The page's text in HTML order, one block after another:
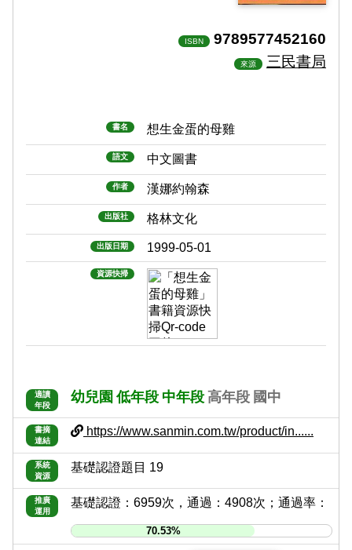
ISBN 9789577452160
來源 三民書局
書名 想生金蛋的母雞
語文 中文圖書
作者 漢娜約翰森
出版社 格林文化
出版日期 1999-05-01
資源快掃
適讀
年段
幼兒園 低年段 中年段 高年段 國中
書摘
連結
https://www.sanmin.com.tw/product/in......
系統
資源
基礎認證題目 19
推廣
運用
基礎認證：6959次，通過：4908次；通過率：
70.53%